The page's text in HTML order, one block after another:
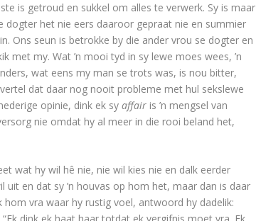
is getroud en sukkel om alles te verwerk. Sy is maar
het nie eers daaroor gepraat nie en summier
Ons seun is betrokke by die ander vrou se dogter en
met my. Wat ’n mooi tyd in sy lewe moes wees, ’n
wat eens my man se trots was, is nou bitter,
dat daar nog nooit probleme met hul sekslewe
opinie, dink ek syaffair is ’n mengsel van
nie omdat hy al meer in die rooi beland het,
wat hy wil hê nie, nie wil kies nie en dalk eerder
en dat sy ’n houvas op hom het, maar dan is daar
vra waar hy rustig voel, antwoord hy dadelik: